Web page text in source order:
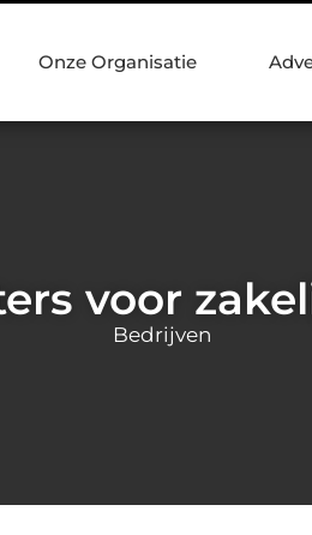
Onze Organisatie
voor
Bedrijven